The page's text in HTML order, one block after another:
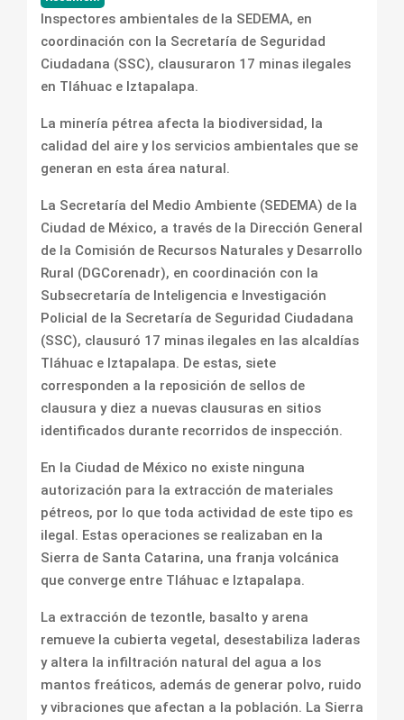
Inspectores ambientales de la SEDEMA, en
coordinación con la Secretaría de Seguridad
Ciudadana (SSC), clausuraron 17 minas ilegales
en Tláhuac e Iztapalapa.
La minería pétrea afecta la biodiversidad, la
calidad del aire y los servicios ambientales que se
generan en esta área natural.
La Secretaría del Medio Ambiente (SEDEMA) de la
Ciudad de México, a través de la Dirección General
de la Comisión de Recursos Naturales y Desarrollo
Rural (DGCorenadr), en coordinación con la
Subsecretaría de Inteligencia e Investigación
Policial de la Secretaría de Seguridad Ciudadana
(SSC), clausuró 17 minas ilegales en las alcaldías
Tláhuac e Iztapalapa. De estas, siete
corresponden a la reposición de sellos de
clausura y diez a nuevas clausuras en sitios
identificados durante recorridos de inspección.
En la Ciudad de México no existe ninguna
autorización para la extracción de materiales
pétreos, por lo que toda actividad de este tipo es
ilegal. Estas operaciones se realizaban en la
Sierra de Santa Catarina, una franja volcánica
que converge entre Tláhuac e Iztapalapa.
La extracción de tezontle, basalto y arena
remueve la cubierta vegetal, desestabiliza laderas
y altera la infiltración natural del agua a los
mantos freáticos, además de generar polvo, ruido
y vibraciones que afectan a la población. La Sierra